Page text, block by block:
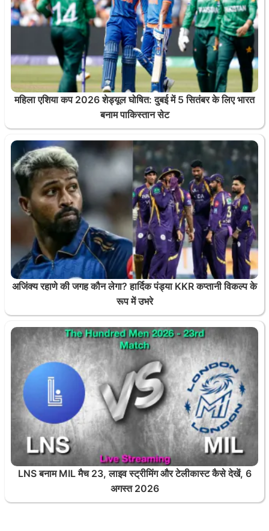
महिला एशिया कप 2026 शेड्यूल घोषित: दुबई में 5 सितंबर के लिए भारत
बनाम पाकिस्तान सेट
अजिंक्य रहाणे की जगह कौन लेगा? हार्दिक पंड्या KKR कप्तानी विकल्प के
रूप में उभरे
LNS बनाम MIL मैच 23, लाइव स्ट्रीमिंग और टेलीकास्ट कैसे देखें, 6
अगस्त 2026